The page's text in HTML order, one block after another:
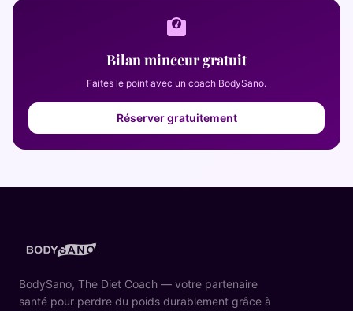
Bilan minceur gratuit
Faites le point avec un coach BodySano.
Réserver gratuitement
BodySano, The Diet Coach — votre partenaire
santé pour perdre du poids durablement grâce à